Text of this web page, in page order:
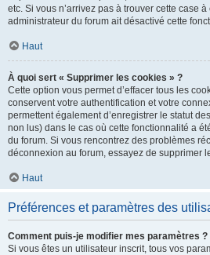
etc. Si vous n’arrivez pas à trouver cette case
administrateur du forum ait désactivé cette
Haut
À quoi sert « Supprimer les cookies » ?
Cette option vous permet d’effacer tous les
conservent votre authentification et votre
permettent également d’enregistrer le statut
non lus) dans le cas où cette fonctionnalité a
du forum. Si vous rencontrez des problèmes
déconnexion au forum, essayez de supprimer
Haut
Préférences et paramètres des
Comment puis-je modifier mes paramètres ?
Si vous êtes un utilisateur inscrit, tous vos